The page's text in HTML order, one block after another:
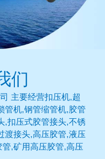
们
主要经营扣压机,超
管机,钢管缩管机,胶管
,扣压式胶管接头,不锈
渡接头,高压胶管,液压
,矿用高压胶管,高压